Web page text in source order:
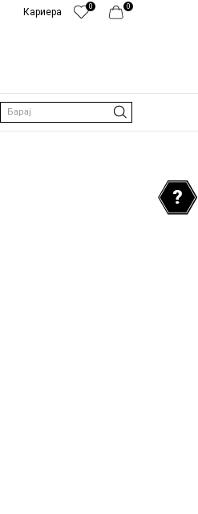
0
0
Кариера
Барај